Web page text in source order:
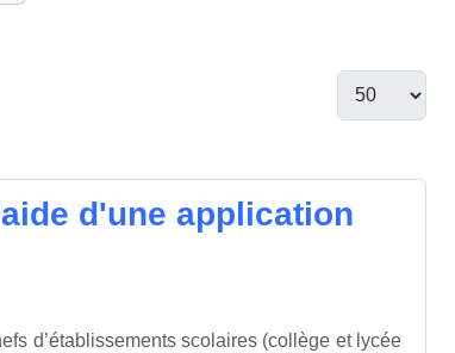
d'une application
d’établissements scolaires (collège et lycée